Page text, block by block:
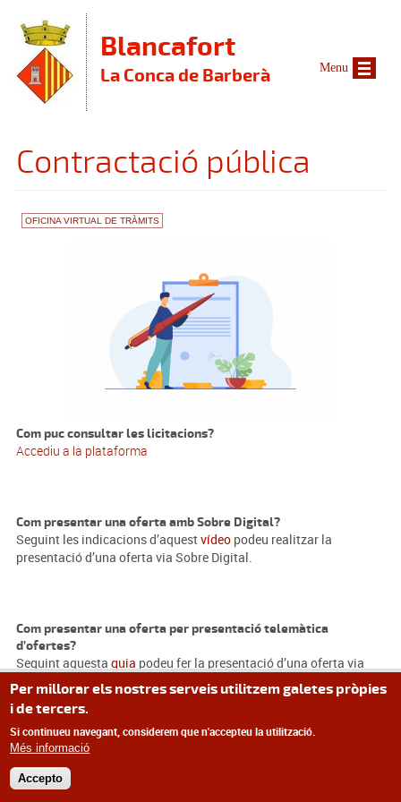
Blancafort
La Conca de Barberà
Contractació pública
OFICINA VIRTUAL DE TRÀMITS
Com puc consultar les licitacions?
Accediu a la plataforma
Com presentar una oferta amb Sobre Digital?
Seguint les indicacions d’aquestvídeopodeu realitzar la
presentació d’una oferta via Sobre Digital.
Com presentar una oferta per presentació telemàtica
d’ofertes?
Seguint aquesta guia podeu fer la presentació d’una oferta via
presentació telemàtica d’ofertes.
Menu
Per millorar els nostres serveis utilitzem galetes pròpies
i de tercers.
Si continueu navegant, considerem que n'accepteu la utilització.
Més informació
Accepto